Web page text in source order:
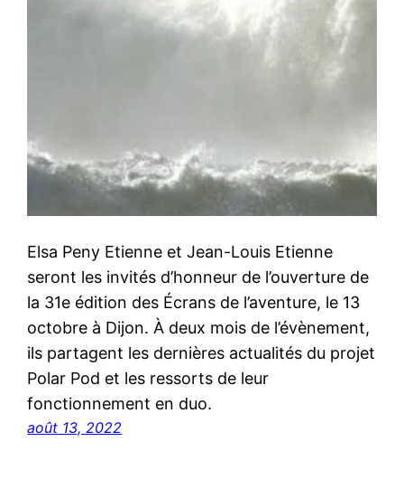
Elsa Peny Etienne et Jean-Louis Etienne
seront les invités d’honneur de l’ouverture de
la 31e édition des Écrans de l’aventure, le 13
octobre à Dijon. À deux mois de l’évènement,
ils partagent les dernières actualités du projet
Polar Pod et les ressorts de leur
fonctionnement en duo.
août 13, 2022